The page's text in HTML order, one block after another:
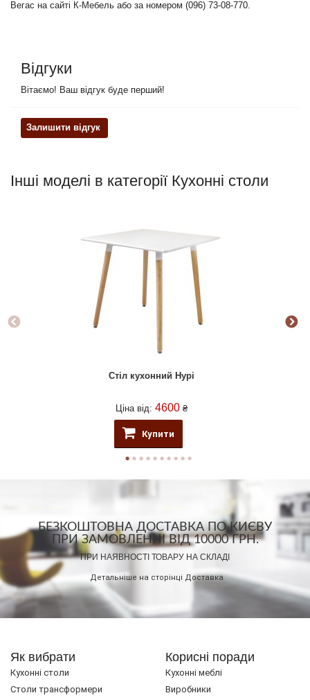
Вегас на сайті К-Мебель або за номером (096) 73-08-770.
Відгуки
Вітаємо! Ваш відгук буде перший!
Залишити відгук
Інші моделі в категорії Кухонні столи
Стіл кухонний Нурі
Ціна від: 4600 ₴
Купити
БЕЗКОШТОВНА ДОСТАВКА ПО КИЄВУ
ПРИ ЗАМОВЛЕННІ ВІД 10000 ГРН.
ПРИ НАЯВНОСТІ ТОВАРУ НА СКЛАДІ
Детальніше на сторінці Доставка
Як вибрати
Кухонні столи
Cтоли трансформери
Корисні поради
Кухонні меблі
Виробники